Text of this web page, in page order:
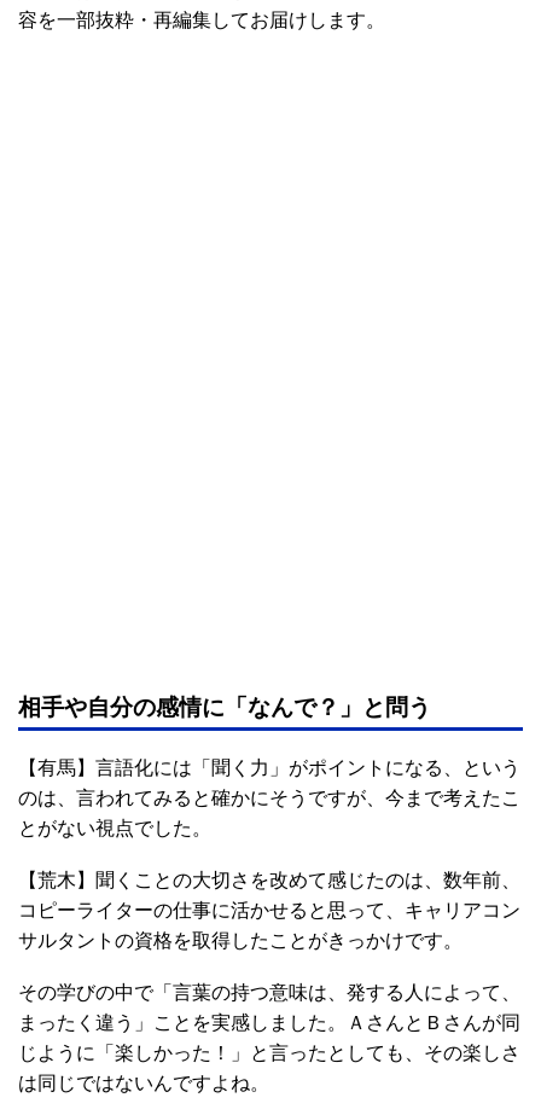
容を一部抜粋・再編集してお届けします。
相手や自分の感情に「なんで？」と問う
【有馬】言語化には「聞く力」がポイントになる、という
のは、言われてみると確かにそうですが、今まで考えたこ
とがない視点でした。
【荒木】聞くことの大切さを改めて感じたのは、数年前、
コピーライターの仕事に活かせると思って、キャリアコン
サルタントの資格を取得したことがきっかけです。
その学びの中で「言葉の持つ意味は、発する人によって、
まったく違う」ことを実感しました。ＡさんとＢさんが同
じように「楽しかった！」と言ったとしても、その楽しさ
は同じではないんですよね。